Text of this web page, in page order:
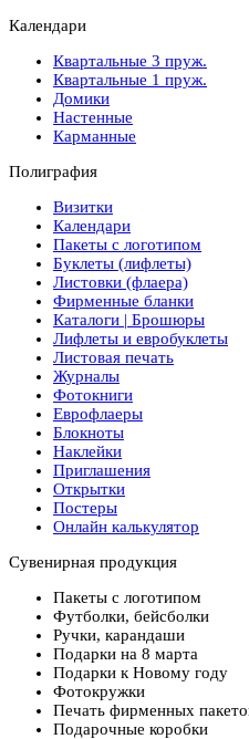
Календари
Квартальные 3 пруж.
Квартальные 1 пруж.
Домики
Настенные
Карманные
Полиграфия
Визитки
Календари
Пакеты с логотипом
Буклеты (лифлеты)
Листовки (флаера)
Фирменные бланки
Каталоги | Брошюры
Лифлеты и евробуклеты
Листовая печать
Журналы
Фотокниги
Еврофлаеры
Блокноты
Наклейки
Приглашения
Открытки
Постеры
Онлайн калькулятор
Сувенирная продукция
Пакеты с логотипом
Футболки, бейсболки
Ручки, карандаши
Подарки на 8 марта
Подарки к Новому году
Фотокружки
Печать фирменных
Подарочные коробки